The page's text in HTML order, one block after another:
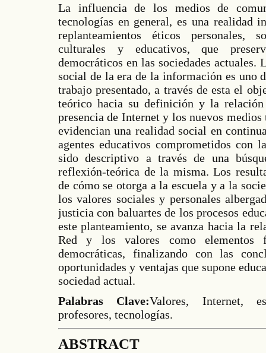
La influencia de los medios de
tecnologías en general, es una realidad
replanteamientos éticos personales,
culturales y educativos, que
democráticos en las sociedades actuales.
social de la era de la información es uno
trabajo presentado, a través de esta el
teórico hacia su definición y la
presencia de Internet y los nuevos
evidencian una realidad social en
agentes educativos comprometidos con
sido descriptivo a través de una
reflexión-teórica de la misma. Los
de cómo se otorga a la escuela y a la
los valores sociales y personales
justicia con baluartes de los procesos
este planteamiento, se avanza hacia la
Red y los valores como elementos
democráticas, finalizando con las
oportunidades y ventajas que supone
sociedad actual.
Palabras Clave:Valores, Internet,
profesores, tecnologías.
ABSTRACT